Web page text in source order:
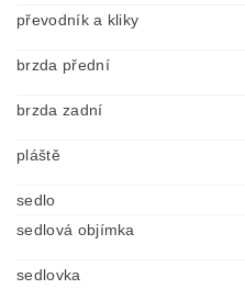
převodník a kliky
brzda přední
brzda zadní
pláště
sedlo
sedlová objímka
sedlovka